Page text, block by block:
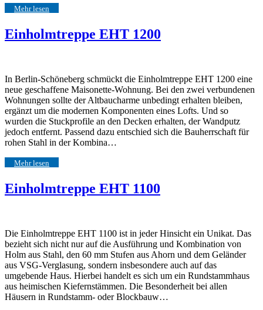
Mehr lesen
Einholmtreppe EHT 1200
In Berlin-Schöneberg schmückt die Einholmtreppe EHT 1200 eine
neue geschaffene Maisonette-Wohnung. Bei den zwei verbundenen
Wohnungen sollte der Altbaucharme unbedingt erhalten bleiben,
ergänzt um die modernen Komponenten eines Lofts. Und so
wurden die Stuckprofile an den Decken erhalten, der Wandputz
jedoch entfernt. Passend dazu entschied sich die Bauherrschaft für
rohen Stahl in der Kombina…
Mehr lesen
Einholmtreppe EHT 1100
Die Einholmtreppe EHT 1100 ist in jeder Hinsicht ein Unikat. Das
bezieht sich nicht nur auf die Ausführung und Kombination von
Holm aus Stahl, den 60 mm Stufen aus Ahorn und dem Geländer
aus VSG-Verglasung, sondern insbesondere auch auf das
umgebende Haus. Hierbei handelt es sich um ein Rundstammhaus
aus heimischen Kiefernstämmen. Die Besonderheit bei allen
Häusern in Rundstamm- oder Blockbauw…